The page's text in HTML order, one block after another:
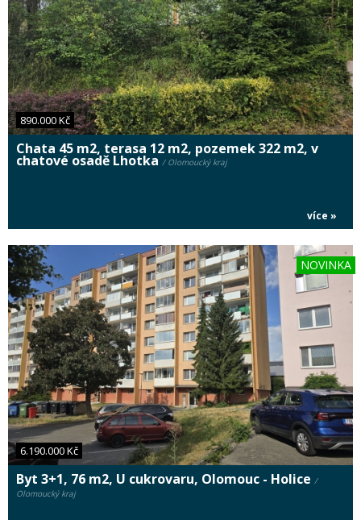
890.000 Kč
Chata 45 m2, terasa 12 m2, pozemek 322 m2, v
chatové osadě Lhotka / Olomoucký kraj
více »
6.190.000 Kč
NOVINKA
Byt 3+1, 76 m2, U cukrovaru, Olomouc - Holice /
Olomoucký kraj